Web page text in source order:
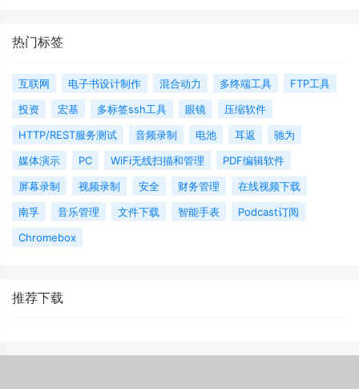
热门标签
互联网 电子书设计制作 混合动力 多终端工具
FTP工具
投资
宏基 多标签ssh工具 眼镜
压缩软件
HTTP/REST服务测试
音频录制 电池 耳返
驰为
媒体演示
PC WiFi无线扫描和管理
PDF编辑软件
屏幕录制
视频录制 安全 财务管理
在线视频下载
南孚
音乐管理 文件下载 智能手表
Podcast订阅
Chromebox
推荐下载